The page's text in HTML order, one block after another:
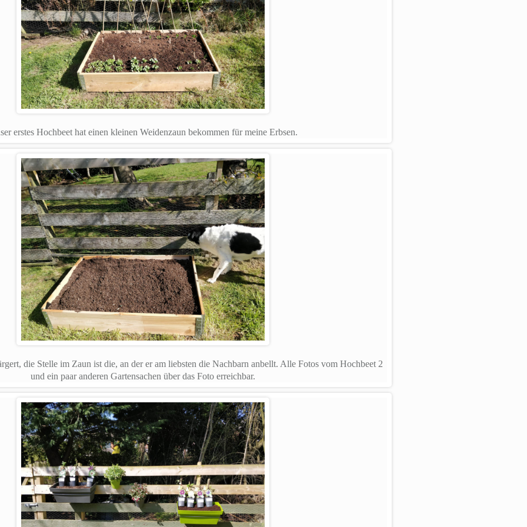
erstes Hochbeet hat einen kleinen Weidenzaun bekommen für meine Erbsen.
die Stelle im Zaun ist die, an der er am liebsten die Nachbarn anbellt. Alle Fotos vom Hochbeet 2
und ein paar anderen Gartensachen über das Foto erreichbar.